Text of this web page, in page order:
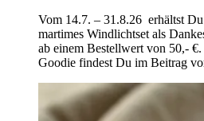
Vom 14.7. – 31.8.26 erhältst
martimes Windlichtset als
ab einem Bestellwert von 50,-
Goodie findest Du im Beitrag